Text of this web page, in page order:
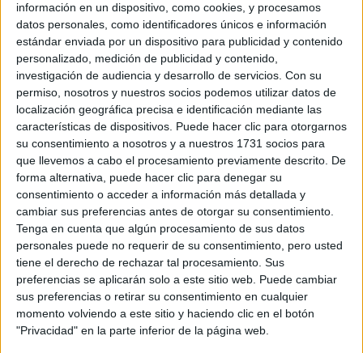
información en un dispositivo, como cookies, y procesamos
datos personales, como identificadores únicos e información
estándar enviada por un dispositivo para publicidad y contenido
personalizado, medición de publicidad y contenido,
investigación de audiencia y desarrollo de servicios. Con su
permiso, nosotros y nuestros socios podemos utilizar datos de
localización geográfica precisa e identificación mediante las
características de dispositivos. Puede hacer clic para otorgarnos
su consentimiento a nosotros y a nuestros 1731 socios para
que llevemos a cabo el procesamiento previamente descrito. De
forma alternativa, puede hacer clic para denegar su
consentimiento o acceder a información más detallada y
cambiar sus preferencias antes de otorgar su consentimiento.
Tenga en cuenta que algún procesamiento de sus datos
personales puede no requerir de su consentimiento, pero usted
tiene el derecho de rechazar tal procesamiento. Sus
preferencias se aplicarán solo a este sitio web. Puede cambiar
sus preferencias o retirar su consentimiento en cualquier
momento volviendo a este sitio y haciendo clic en el botón
"Privacidad" en la parte inferior de la página web.
Sobre ti
Soy:*
Chico
Chica
¿En qué año terminas (o terminaste) bachillerato o FP?
Soy estudiante de:*
Términos y Condiciones de Uso
Aceptolos Términos y Condicionesde uso*